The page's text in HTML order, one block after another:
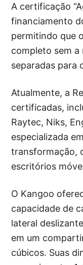
A certificação
financiamento
permitindo que
completo sem a
separadas para
Atualmente, a
certificadas,
Raytec, Niks,
especializada
transformação,
escritórios
O Kangoo
capacidade de
lateral
em um
cúbicos. Suas